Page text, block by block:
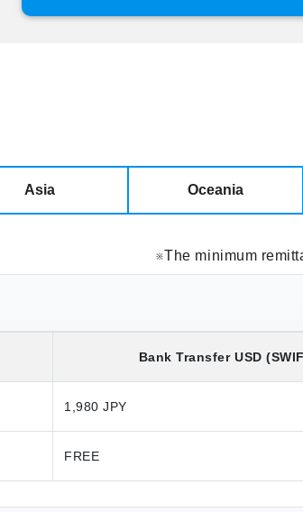
Asia Oceania
※The minimum
Bank TransferUSD
1,980 JPY
FREE